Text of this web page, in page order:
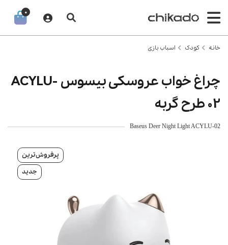
0
خانه کودک اسباب بازی
چراغ خواب عروسکی بیسوس ACYLU-
02 طرح گربه
Baseus Deer Night Light ACYLU-02
پرفروش‌ترین
جدید